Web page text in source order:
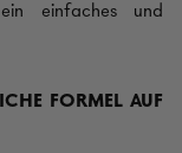
einfaches und
FORMEL AUF